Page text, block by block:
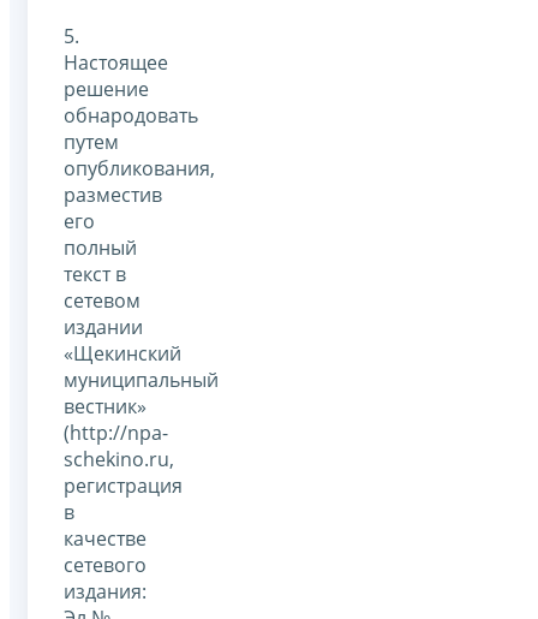
5.
Настоящее
решение
обнародовать
путем
опубликования,
разместив
его
полный
текст в
сетевом
издании
«Щекинский
муниципальный
вестник»
(http://npa-
schekino.ru,
регистрация
в
качестве
сетевого
издания: